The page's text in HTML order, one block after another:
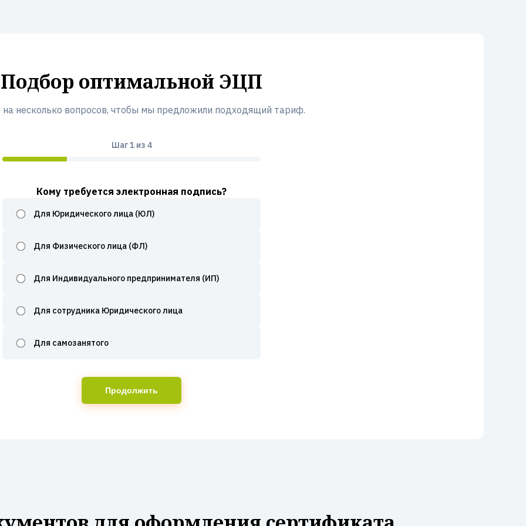
Подбор оптимальной ЭЦП
на несколько вопросов, чтобы мы предложили подходящий тариф.
Шаг1из 4
Кому требуется электронная подпись?
Для Юридического лица (ЮЛ)
Для Физического лица (ФЛ)
Для Индивидуального предпринимателя (ИП)
Для сотрудника Юридического лица
Для самозанятого
Продолжить